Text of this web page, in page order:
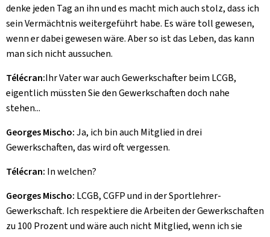
denke jeden Tag an ihn und es macht mich auch stolz, dass ich
sein Vermächtnis weitergeführt habe. Es wäre toll gewesen,
wenn er dabei gewesen wäre. Aber so ist das Leben, das kann
man sich nicht aussuchen.
Télécran:Ihr Vater war auch Gewerkschafter beim LCGB,
eigentlich müssten Sie den Gewerkschaften doch nahe
stehen...
Georges Mischo:Ja, ich bin auch Mitglied in drei
Gewerkschaften, das wird oft vergessen.
Télécran: In welchen?
Georges Mischo: LCGB, CGFP und in der Sportlehrer-
Gewerkschaft. Ich respektiere die Arbeiten der Gewerkschaften
zu 100 Prozent und wäre auch nicht Mitglied, wenn ich sie